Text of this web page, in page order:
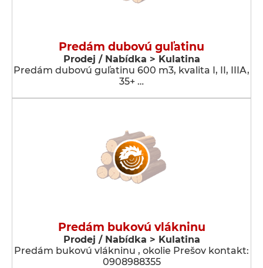
Predám dubovú guľatinu
Prodej / Nabídka > Kulatina
Predám dubovú guľatinu 600 m3, kvalita I, II, IIIA,
35+ …
Predám bukovú vlákninu
Prodej / Nabídka > Kulatina
Predám bukovú vlákninu , okolie Prešov kontakt:
0908988355